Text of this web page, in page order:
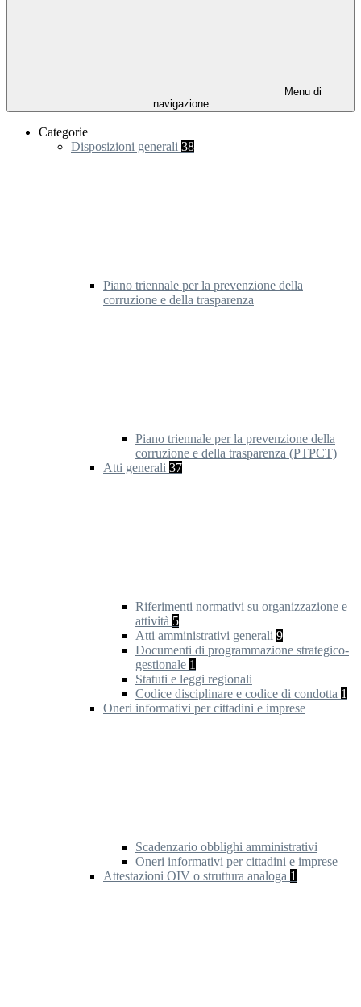
Menu di
navigazione
Categorie
Disposizioni generali 38
Piano triennale per la prevenzione della
corruzione e della trasparenza
Piano triennale per la prevenzione della
corruzione e della trasparenza (PTPCT)
Atti generali 37
Riferimenti normativi su organizzazione e
attività 5
Atti amministrativi generali 9
Documenti di programmazione strategico-
gestionale 1
Statuti e leggi regionali
Codice disciplinare e codice di condotta 1
Oneri informativi per cittadini e imprese
Scadenzario obblighi amministrativi
Oneri informativi per cittadini e imprese
Attestazioni OIV o struttura analoga 1